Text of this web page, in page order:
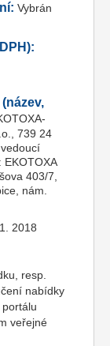
Vybrán
739 24
403/7,
nám.
2018
resp.
nabídky
veřejné